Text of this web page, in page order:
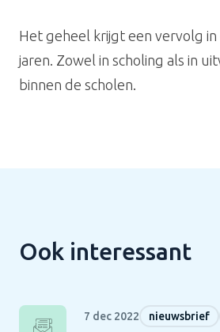
Het geheel krijgt een vervolg
jaren. Zowel in scholing als in
binnen de scholen.
Ook interessant
7 dec 2022 nieuwsbrief